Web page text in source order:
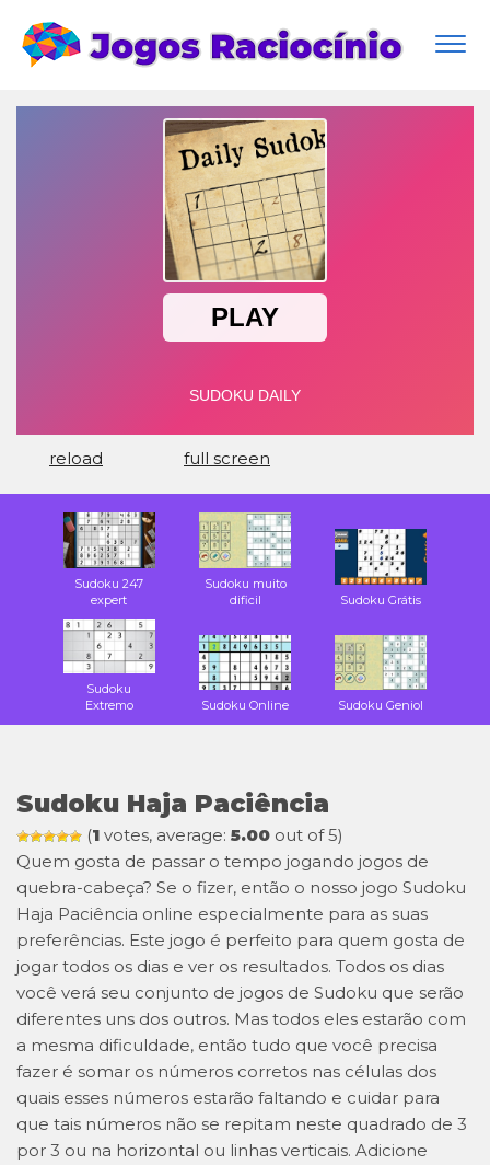
reload full screen
Sudoku 247
expert
Sudoku muito
dificil
Sudoku Grátis
Sudoku
Extremo
Sudoku Online Sudoku Geniol
Sudoku Haja Paciência
(1 votes, average: 5.00 out of 5)
Quem gosta de passar o tempo jogando jogos de
quebra-cabeça? Se o fizer, então o nosso jogo Sudoku
Haja Paciência online especialmente para as suas
preferências. Este jogo é perfeito para quem gosta de
jogar todos os dias e ver os resultados. Todos os dias
você verá seu conjunto de jogos de Sudoku que serão
diferentes uns dos outros. Mas todos eles estarão com
a mesma dificuldade, então tudo que você precisa
fazer é somar os números corretos nas células dos
quais esses números estarão faltando e cuidar para
que tais números não se repitam neste quadrado de 3
por 3 ou na horizontal ou linhas verticais. Adicione